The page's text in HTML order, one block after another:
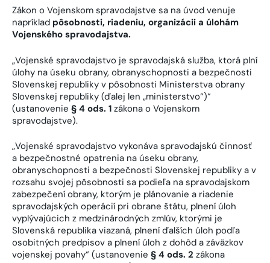
Zákon o Vojenskom spravodajstve sa na úvod venuje
napríklad pôsobnosti, riadeniu, organizácii a úlohám
Vojenského spravodajstva.
„Vojenské spravodajstvo je spravodajská služba, ktorá plní
úlohy na úseku obrany, obranyschopnosti a bezpečnosti
Slovenskej republiky v pôsobnosti Ministerstva obrany
Slovenskej republiky (ďalej len „ministerstvo“)“
(ustanovenie § 4 ods. 1 zákona o Vojenskom
spravodajstve).
„Vojenské spravodajstvo vykonáva spravodajskú činnosť
a bezpečnostné opatrenia na úseku obrany,
obranyschopnosti a bezpečnosti Slovenskej republiky a v
rozsahu svojej pôsobnosti sa podieľa na spravodajskom
zabezpečení obrany, ktorým je plánovanie a riadenie
spravodajských operácií pri obrane štátu, plnení úloh
vyplývajúcich z medzinárodných zmlúv, ktorými je
Slovenská republika viazaná, plnení ďalších úloh podľa
osobitných predpisov a plnení úloh z dohôd a záväzkov
vojenskej povahy“ (ustanovenie § 4 ods. 2 zákona